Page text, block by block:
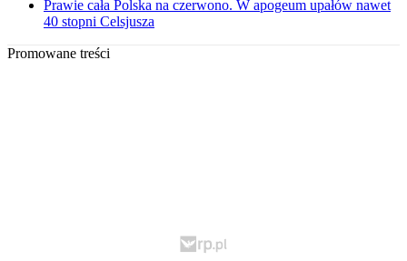
Prawie cała Polska na czerwono. W apogeum upałów nawet
40 stopni Celsjusza
Promowane treści